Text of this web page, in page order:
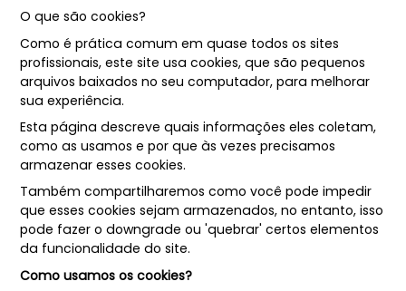
O que são cookies?
Como é prática comum em quase todos os sites
profissionais, este site usa cookies, que são pequenos
arquivos baixados no seu computador, para melhorar
sua experiência.
Esta página descreve quais informações eles coletam,
como as usamos e por que às vezes precisamos
armazenar esses cookies.
Também compartilharemos como você pode impedir
que esses cookies sejam armazenados, no entanto, isso
pode fazer o downgrade ou 'quebrar' certos elementos
da funcionalidade do site.
Como usamos os cookies?